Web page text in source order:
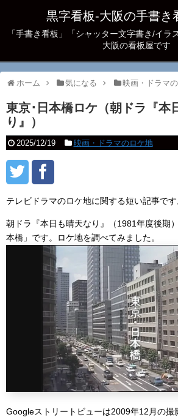
黒字看板‐大阪の手書き
「手書き看板」「シャッター文字書き/イラ
大阪の看板屋です
ホーム 気になる 映画・ドラマ
東京･日本橋ロケ（朝ドラ『本
り』）
2025/12/19 映画・ドラマのロケ地
テレビドラマのロケ地に関する短い記事です
朝ドラ『本日も晴天なり』（1981年度後期
本橋」です。ロケ地を調べてみました。
Googleストリートビューは2009年12月の撮